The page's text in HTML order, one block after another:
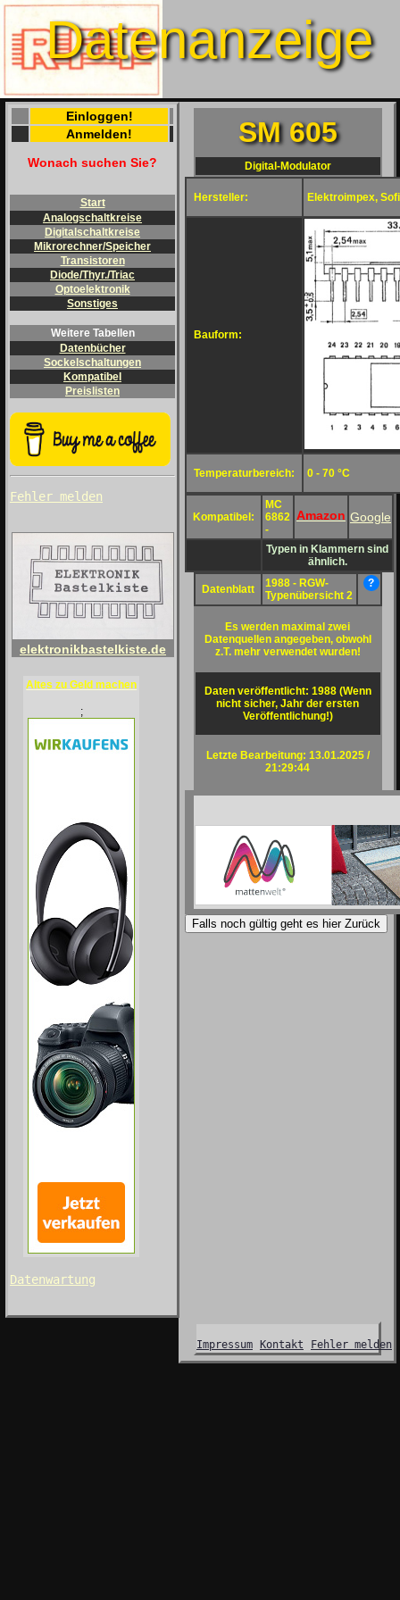
Datenanzeige
Einloggen!
Anmelden!
Wonach suchen Sie?
Start
Analogschaltkreise
Digitalschaltkreise
Mikrorechner/Speicher
Transistoren
Diode/Thyr./Triac
Optoelektronik
Sonstiges
Weitere Tabellen
Datenbücher
Sockelschaltungen
Kompatibel
Preislisten
Fehler melden
elektronikbastelkiste.de
Altes zu Geld machen
;
Datenwartung
SM 605
Digital-Modulator
Hersteller: Elektroimpex,
Bauform:
Temperaturbereich: 0 - 70 °C
Kompatibel:
MC
6862
-
Amazon Google
Typen in Klammern sind
ähnlich.
Datenblatt
1988 - RGW-
Typenübersicht 2
?
Es werden maximal zwei
Datenquellen angegeben, obwohl
z.T. mehr verwendet wurden!
Daten veröffentlicht: 1988 (Wenn
nicht sicher, Jahr der ersten
Veröffentlichung!)
Letzte Bearbeitung: 13.01.2025 /
21:29:44
Falls noch gültig geht es hier Zurück
Impressum Kontakt Fehler melden